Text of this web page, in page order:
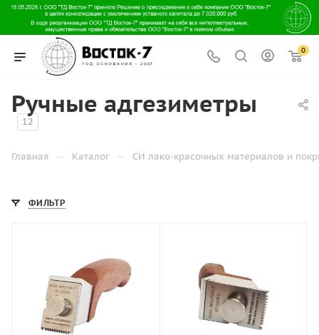
0
Ручные адгезиметры
12
Главная — Каталог — СИ лако-красочных материалов и
ФИЛЬТР